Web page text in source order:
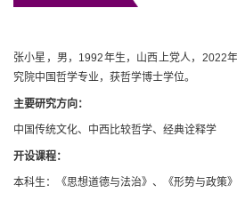
张小星，男，1992年生，山西上党人，2022
究院中国哲学专业，获哲学博士学位。
主要研究方向：
中国传统文化、中西比较哲学、经典诠释学
开设课程：
本科生：《思想道德与法治》、《形势与政策》